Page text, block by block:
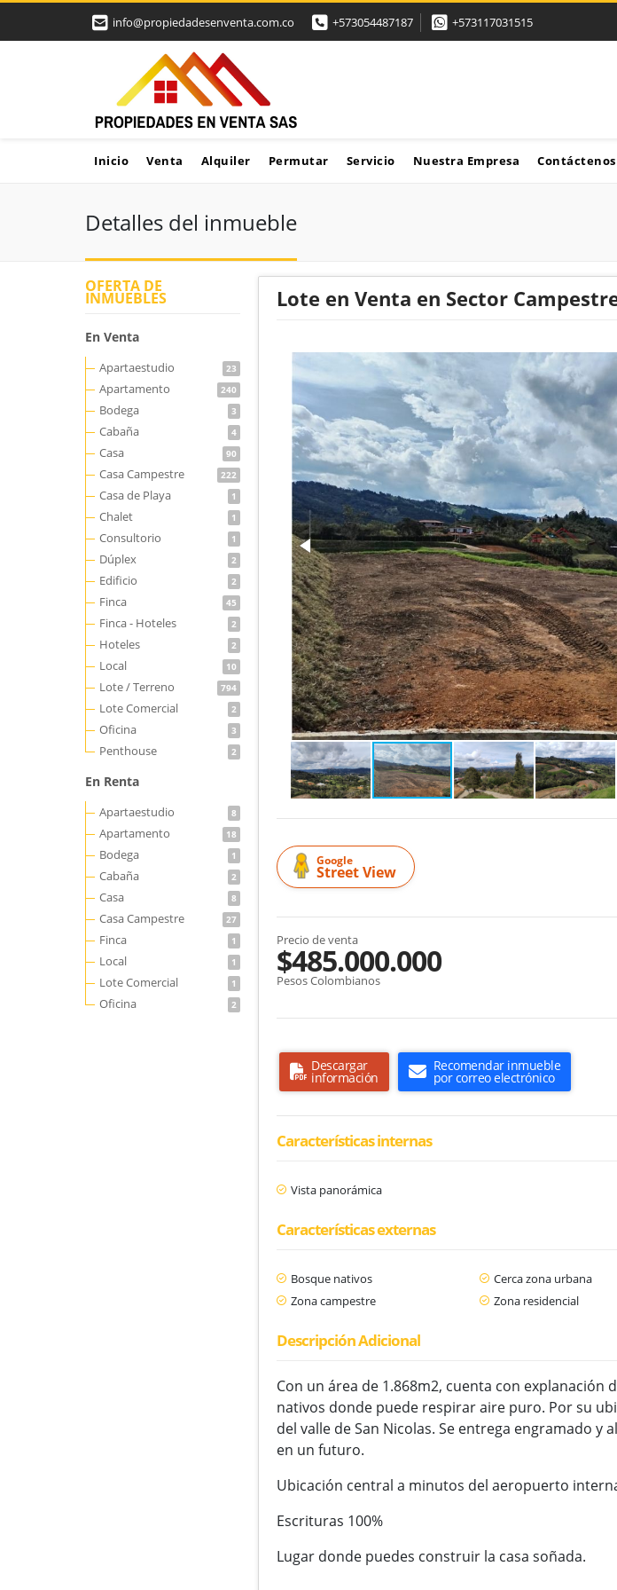
info@propiedadesenventa.com.co +573054487187 +573117031515
Inicio Venta Alquiler Permutar Servicio Nuestra Empresa Contáctenos
Detalles del inmueble
OFERTA DE
INMUEBLES
En Venta
Apartaestudio 23
Apartamento 240
Bodega 3
Cabaña 4
Casa 90
Casa Campestre 222
Casa de Playa 1
Chalet 1
Consultorio 1
Dúplex 2
Edificio 2
Finca 45
Finca - Hoteles 2
Hoteles 2
Local 10
Lote / Terreno 794
Lote Comercial 2
Oficina 3
Penthouse 2
En Renta
Apartaestudio 8
Apartamento 18
Bodega 1
Cabaña 2
Casa 8
Casa Campestre 27
Finca 1
Local 1
Lote Comercial 1
Oficina 2
Lote en Venta en Sector
Google
Street View
Precio de venta
$485.000.000
Pesos Colombianos
Descargar
información
Recomendar inmueble
por correo electrónico
Características internas
Vista panorámica
Características externas
Bosque nativos Cerca zona urbana
Zona campestre
Zona residencial
Descripción Adicional
Con un área de 1.868m2, cuenta con
nativos donde puede respirar aire puro. Por su
del valle de San Nicolas. Se entrega engramado
en un futuro.
Ubicación central a minutos del aeropuerto
Escrituras 100%
Lugar donde puedes construir la casa soñada.